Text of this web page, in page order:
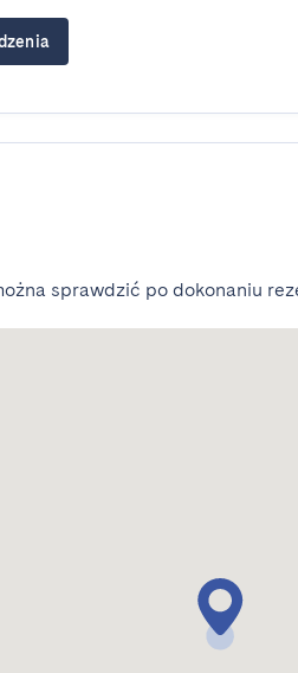
sprawdzić po dokonaniu